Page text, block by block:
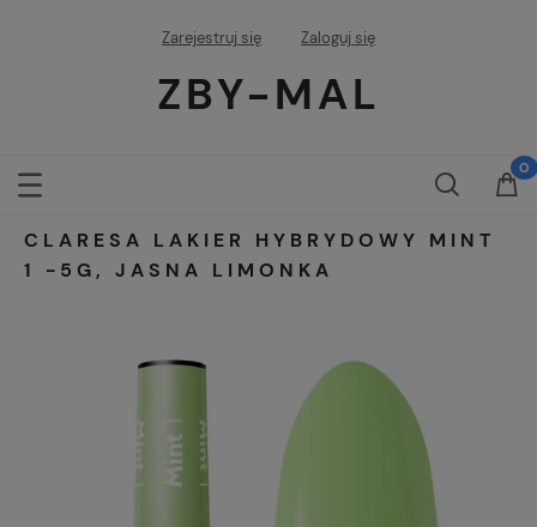
Zarejestruj się Zaloguj się
ZBY-MAL
CLARESA LAKIER HYBRYDOWY MINT
1 -5G, JASNA LIMONKA